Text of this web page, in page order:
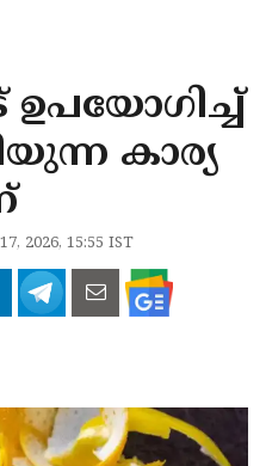
കാര്യ
2026, 15:55 IST